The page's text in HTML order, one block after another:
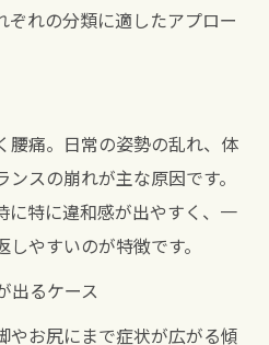
れの分類に適したアプロー
腰痛。日常の姿勢の乱れ、体
スの崩れが主な原因です。
に特に違和感が出やすく、一
やすいのが特徴です。
出るケース
やお尻にまで症状が広がる傾